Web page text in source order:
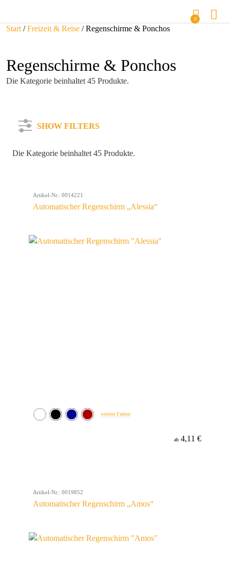
0
Start /Freizeit & Reise / Regenschirme & Ponchos
Regenschirme & Ponchos
Die Kategorie beinhaltet 45 Produkte.
SHOW FILTERS
Farbe
Die Kategorie beinhaltet 45 Produkte.
Artikel-Nr.: 0014221
Automatischer Regenschirm „Alessia“
weitere Farben
ab 4,11 €
Artikel-Nr.: 0019852
Automatischer Regenschirm „Amos“